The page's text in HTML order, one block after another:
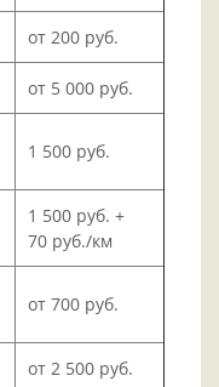
от 200 руб.
от 5 000 руб.
1 500 руб.
1 500 руб. +
70 руб./км
от 700 руб.
от 2 500 руб.